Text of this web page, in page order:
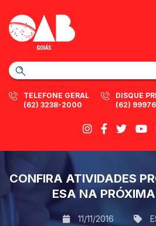
TELEFONE GERAL
(62) 3238-2000
DISQUE
(62)
CONFIRA ATIVIDADES
ESA NA
11/11/2016